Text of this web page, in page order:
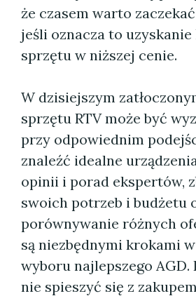
że czasem warto
jeśli oznacza to uzyskanie
sprzętu w niższej cenie.
W dzisiejszym
sprzętu RTV może być
przy odpowiednim
znaleźć idealne
opinii i porad ekspertów,
swoich potrzeb i budżetu
porównywanie różnych
są niezbędnymi krokami
wyboru najlepszego AGD.
nie spieszyć się z